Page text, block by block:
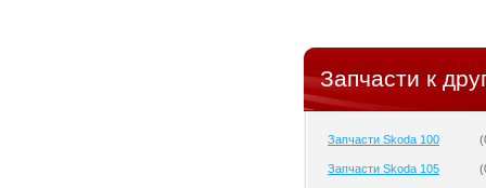
Запчасти к
Запчасти Skoda 100 (
Запчасти Skoda 105 (